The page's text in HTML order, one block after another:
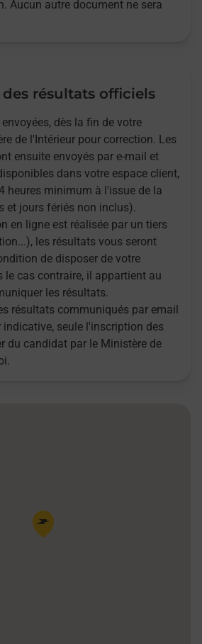
Aucun autre document ne sera
résultats officiels
dès la fin de votre
de l'Intérieur pour correction. Les
ensuite envoyés par e-mail et
dans votre espace client,
heures minimum à l'issue de la
et jours fériés non inclus).
en ligne est réalisée par un tiers
les résultats vous seront
de disposer de votre
le cas contraire, il appartient au
les résultats.
résultats communiqués par email
indicative, seule l'inscription des
du candidat par le Ministère de
Pin de la carte